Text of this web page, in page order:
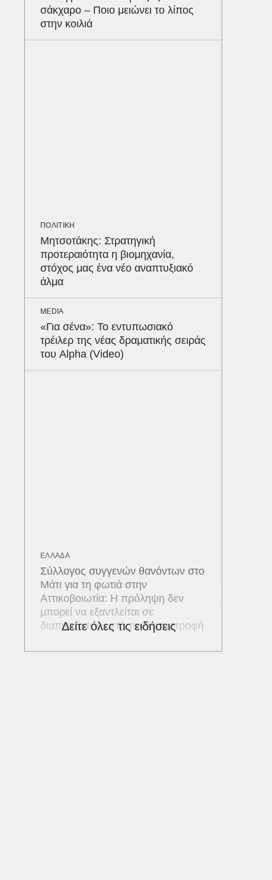
σάκχαρο – Ποιο μειώνει το λίπος
στην κοιλιά
ΠΟΛΙΤΙΚΗ
Μητσοτάκης: Στρατηγική
προτεραιότητα η βιομηχανία,
στόχος μας ένα νέο αναπτυξιακό
άλμα
MEDIA
«Για σένα»: Το εντυπωσιακό
τρέιλερ της νέας δραματικής σειράς
του Alpha (Video)
ΕΛΛΑΔΑ
Σύλλογος συγγενών θανόντων στο
Μάτι για τη φωτιά στην
Αττικοβοιωτία: Η πρόληψη δεν
μπορεί να εξαντλείται σε
διαπιστώσεις μετά την καταστροφή
Δείτε όλες τις ειδήσεις